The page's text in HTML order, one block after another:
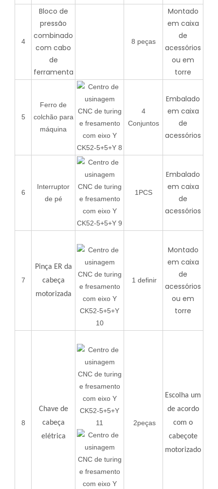
4
Bloco de
pressão
combinado
com cabo
de
ferramenta
8 peças
Montado
em caixa
de
acessórios
ou em
torre
5
Ferro de
colchão para
máquina
4
Conjuntos
Embalado
em caixa
de
acessórios
6
Interruptor
de pé
1PCS
Embalado
em caixa
de
acessórios
7
Pinça ER da
cabeça
motorizada
1 definir
Montado
em caixa
de
acessórios
ou em
torre
8
Chave de
cabeça
elétrica
2peças
Escolha um
de acordo
com o
cabeçote
motorizado